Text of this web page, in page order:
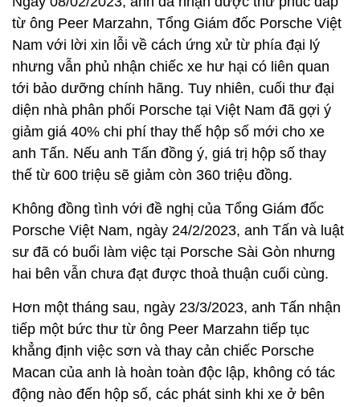
từ ông Peer Marzahn, Tổng Giám đốc Porsche Việt
Nam với lời xin lỗi về cách ứng xử từ phía đại lý
nhưng vẫn phủ nhận chiếc xe hư hại có liên quan
tới bảo dưỡng chính hãng. Tuy nhiên, cuối thư đại
diện nhà phân phối Porsche tại Việt Nam đã gợi ý
giảm giá 40% chi phí thay thế hộp số mới cho xe
anh Tấn. Nếu anh Tấn đồng ý, giá trị hộp số thay
thế từ 600 triệu sẽ giảm còn 360 triệu đồng.
Không đồng tình với đề nghị của Tổng Giám đốc
Porsche Việt Nam, ngày 24/2/2023, anh Tấn và luật
sư đã có buổi làm việc tại Porsche Sài Gòn nhưng
hai bên vẫn chưa đạt được thoả thuận cuối cùng.
Hơn một tháng sau, ngày 23/3/2023, anh Tấn nhận
tiếp một bức thư từ ông Peer Marzahn tiếp tục
khẳng định việc sơn và thay cản chiếc Porsche
Macan của anh là hoàn toàn độc lập, không có tác
động nào đến hộp số, các phát sinh khi xe ở bên